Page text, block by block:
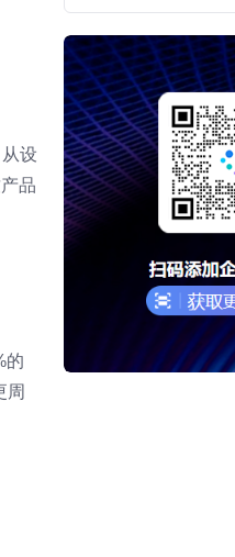
设
品
的
周